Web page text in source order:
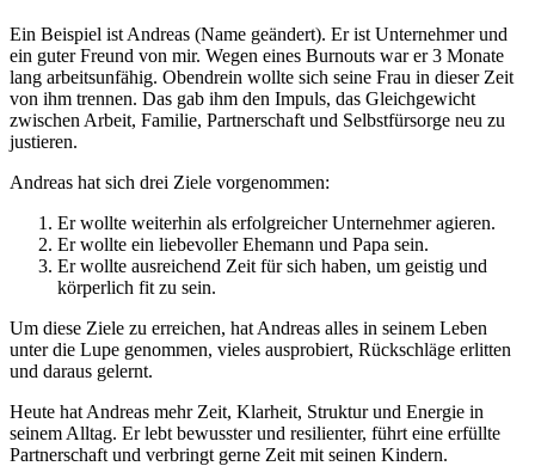
Ein Beispiel ist Andreas (Name geändert). Er ist Unternehmer und
ein guter Freund von mir. Wegen eines Burnouts war er 3 Monate
lang arbeitsunfähig. Obendrein wollte sich seine Frau in dieser Zeit
von ihm trennen. Das gab ihm den Impuls, das Gleichgewicht
zwischen Arbeit, Familie, Partnerschaft und Selbstfürsorge neu zu
justieren.
Andreas hat sich drei Ziele vorgenommen:
Er wollte weiterhin als erfolgreicher Unternehmer agieren.
Er wollte ein liebevoller Ehemann und Papa sein.
Er wollte ausreichend Zeit für sich haben, um geistig und
körperlich fit zu sein.
Um diese Ziele zu erreichen, hat Andreas alles in seinem Leben
unter die Lupe genommen, vieles ausprobiert, Rückschläge erlitten
und daraus gelernt.
Heute hat Andreas mehr Zeit, Klarheit, Struktur und Energie in
seinem Alltag. Er lebt bewusster und resilienter, führt eine erfüllte
Partnerschaft und verbringt gerne Zeit mit seinen Kindern.